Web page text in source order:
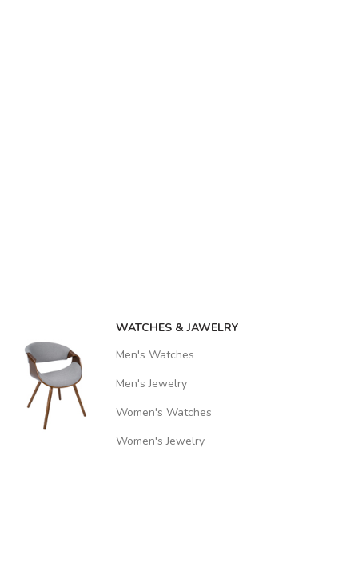
WATCHES & JAWELRY
Men's Watches
Men's Jewelry
Women's Watches
Women's Jewelry